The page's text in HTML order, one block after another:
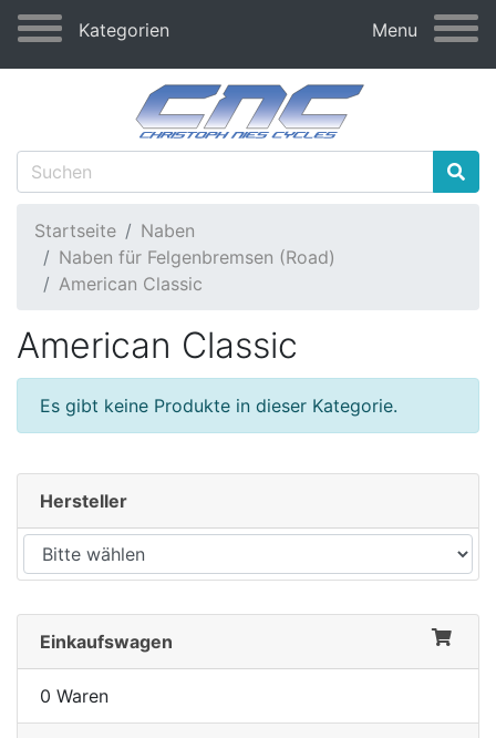
Kategorien Menu
Startseite
Naben
Naben für Felgenbremsen (Road)
American Classic
American Classic
Es gibt keine Produkte in dieser Kategorie.
Hersteller
Einkaufswagen
0 Waren